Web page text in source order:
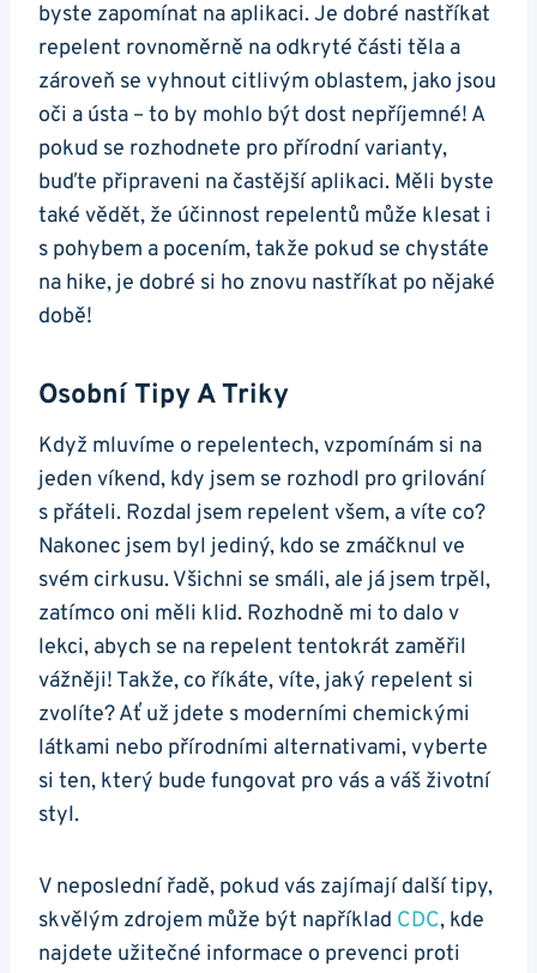
byste zapomínat na aplikaci. Je dobré nastříkat
repelent rovnoměrně na odkryté části těla a
zároveň se vyhnout citlivým oblastem, jako jsou
oči a ústa – to by mohlo být dost nepříjemné! A
pokud se rozhodnete pro přírodní varianty,
buďte připraveni na častější aplikaci. Měli byste
také vědět, že účinnost repelentů může klesat i
s pohybem a pocením, takže pokud se chystáte
na hike, je dobré si ho znovu nastříkat po nějaké
době!
Osobní Tipy A Triky
Když mluvíme o repelentech, vzpomínám si na
jeden víkend, kdy jsem se rozhodl pro grilování
s přáteli. Rozdal jsem repelent všem, a víte co?
Nakonec jsem byl jediný, kdo se zmáčknul ve
svém cirkusu. Všichni se smáli, ale já jsem trpěl,
zatímco oni měli klid. Rozhodně mi to dalo v
lekci, abych se na repelent tentokrát zaměřil
vážněji! Takže, co říkáte, víte, jaký repelent si
zvolíte? Ať už jdete s moderními chemickými
látkami nebo přírodními alternativami, vyberte
si ten, který bude fungovat pro vás a váš životní
styl.
V neposlední řadě, pokud vás zajímají další tipy,
skvělým zdrojem může být například CDC, kde
najdete užitečné informace o prevenci proti